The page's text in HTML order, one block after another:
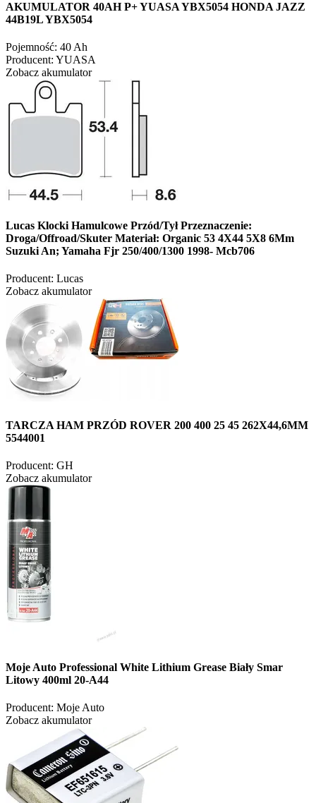
AKUMULATOR 40AH P+ YUASA YBX5054 HONDA JAZZ
44B19L YBX5054
Pojemność: 40 Ah
Producent: YUASA
Zobacz akumulator
Lucas Klocki Hamulcowe Przód/Tył Przeznaczenie:
Droga/Offroad/Skuter Materiał: Organic 53 4X44 5X8 6Mm
Suzuki An; Yamaha Fjr 250/400/1300 1998- Mcb706
Producent: Lucas
Zobacz akumulator
TARCZA HAM PRZÓD ROVER 200 400 25 45 262X44,6MM
5544001
Producent: GH
Zobacz akumulator
Moje Auto Professional White Lithium Grease Biały Smar
Litowy 400ml 20-A44
Producent: Moje Auto
Zobacz akumulator